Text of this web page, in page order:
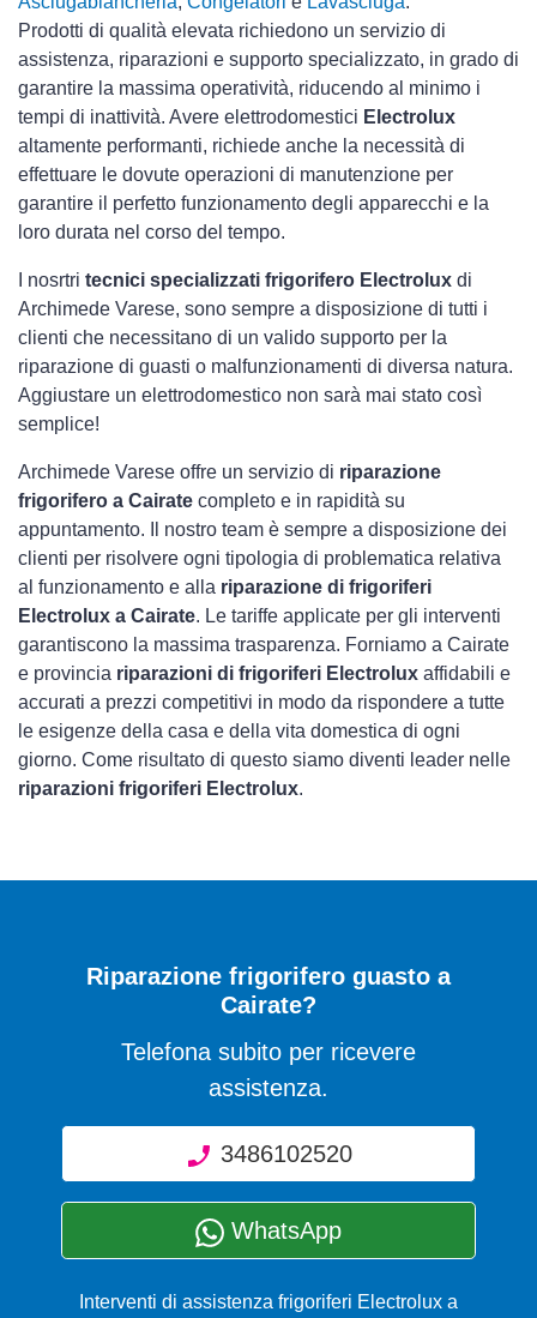
Prodotti di qualità elevata richiedono un servizio di
assistenza, riparazioni e supporto specializzato, in grado di
garantire la massima operatività, riducendo al minimo i
tempi di inattività. Avere elettrodomestici Electrolux
altamente performanti, richiede anche la necessità di
effettuare le dovute operazioni di manutenzione per
garantire il perfetto funzionamento degli apparecchi e la
loro durata nel corso del tempo.
I nosrtri tecnici specializzati frigorifero Electrolux di
Archimede Varese, sono sempre a disposizione di tutti i
clienti che necessitano di un valido supporto per la
riparazione di guasti o malfunzionamenti di diversa natura.
Aggiustare un elettrodomestico non sarà mai stato così
semplice!
Archimede Varese offre un servizio di riparazione
frigorifero a Cairate completo e in rapidità su
appuntamento. Il nostro team è sempre a disposizione dei
clienti per risolvere ogni tipologia di problematica relativa
al funzionamento e alla riparazione di frigoriferi
Electrolux a Cairate. Le tariffe applicate per gli interventi
garantiscono la massima trasparenza. Forniamo a Cairate
e provincia riparazioni di frigoriferi Electrolux affidabili e
accurati a prezzi competitivi in modo da rispondere a tutte
le esigenze della casa e della vita domestica di ogni
giorno. Come risultato di questo siamo diventi leader nelle
riparazioni frigoriferi Electrolux.
Riparazione frigorifero guasto a
Cairate?
Telefona subito per ricevere
assistenza.
3486102520
WhatsApp
Interventi di assistenza frigoriferi Electrolux a